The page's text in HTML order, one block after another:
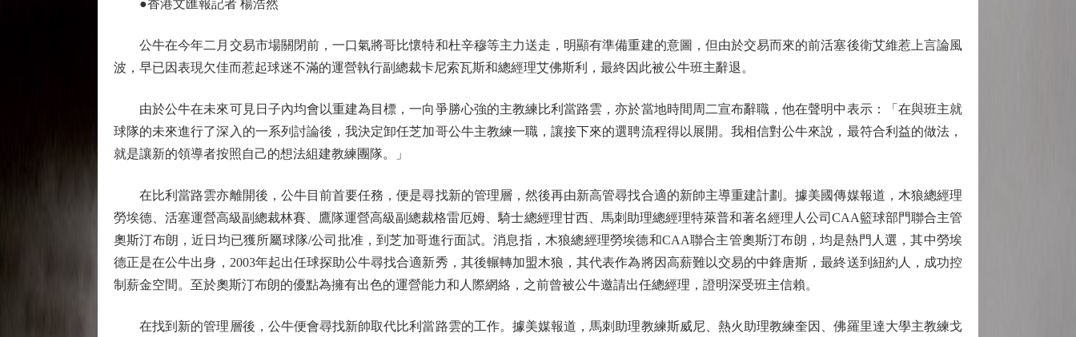
●香港文匯報記者 楊浩然
公牛在今年二月交易市場關閉前，一口氣將哥比懷特和杜辛穆等主力送走，明顯有準備重建的意圖，但由於交易而來的前活塞後衛艾維惹上言論風
波，早已因表現欠佳而惹起球迷不滿的運營執行副總裁卡尼索瓦斯和總經理艾佛斯利，最終因此被公牛班主辭退。
由於公牛在未來可見日子內均會以重建為目標，一向爭勝心強的主教練比利當路雲，亦於當地時間周二宣布辭職，他在聲明中表示：「在與班主就
球隊的未來進行了深入的一系列討論後，我決定卸任芝加哥公牛主教練一職，讓接下來的選聘流程得以展開。我相信對公牛來說，最符合利益的做法，
就是讓新的領導者按照自己的想法組建教練團隊。」
在比利當路雲亦離開後，公牛目前首要任務，便是尋找新的管理層，然後再由新高管尋找合適的新帥主導重建計劃。據美國傳媒報道，木狼總經理
勞埃德、活塞運營高級副總裁林賽、鷹隊運營高級副總裁格雷厄姆、騎士總經理甘西、馬刺助理總經理特萊普和著名經理人公司CAA籃球部門聯合主管
奧斯汀布朗，近日均已獲所屬球隊/公司批准，到芝加哥進行面試。消息指，木狼總經理勞埃德和CAA聯合主管奧斯汀布朗，均是熱門人選，其中勞埃
德正是在公牛出身，2003年起出任球探助公牛尋找合適新秀，其後輾轉加盟木狼，其代表作為將因高薪難以交易的中鋒唐斯，最終送到紐約人，成功控
制薪金空間。至於奧斯汀布朗的優點為擁有出色的運營能力和人際網絡，之前曾被公牛邀請出任總經理，證明深受班主信賴。
在找到新的管理層後，公牛便會尋找新帥取代比利當路雲的工作。據美媒報道，馬刺助理教練斯威尼、熱火助理教練奎因、佛羅里達大學主教練戈